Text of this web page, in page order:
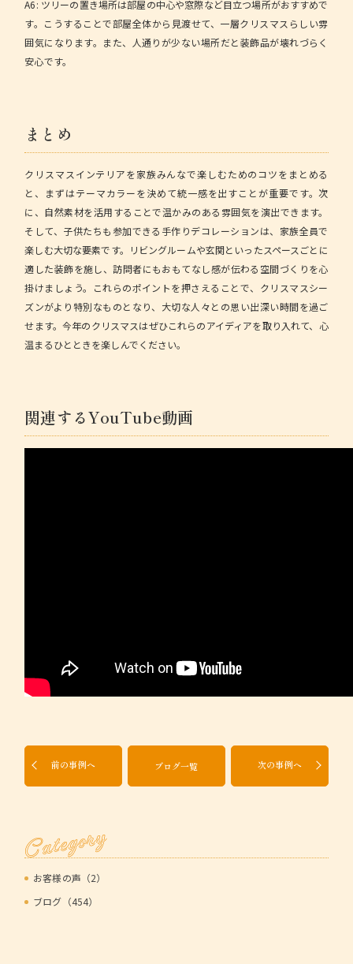
A6: ツリーの置き場所は部屋の中心や窓際など目立つ場所がおすすめで
す。こうすることで部屋全体から見渡せて、一層クリスマスらしい雰
囲気になります。また、人通りが少ない場所だと装飾品が壊れづらく
安心です。
まとめ
クリスマスインテリアを家族みんなで楽しむためのコツをまとめる
と、まずはテーマカラーを決めて統一感を出すことが重要です。次
に、自然素材を活用することで温かみのある雰囲気を演出できます。
そして、子供たちも参加できる手作りデコレーションは、家族全員で
楽しむ大切な要素です。リビングルームや玄関といったスペースごとに
適した装飾を施し、訪問者にもおもてなし感が伝わる空間づくりを心
掛けましょう。これらのポイントを押さえることで、クリスマスシー
ズンがより特別なものとなり、大切な人々との思い出深い時間を過ご
せます。今年のクリスマスはぜひこれらのアイディアを取り入れて、心
温まるひとときを楽しんでください。
関連するYouTube動画
前の事例へ ブログ一覧 次の事例へ
Category
お客様の声（2）
ブログ（454）